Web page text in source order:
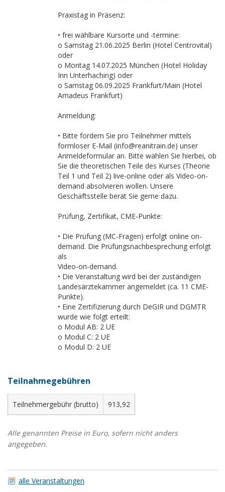
Praxistag in Präsenz:
• frei wählbare Kursorte und -termine:
o Samstag 21.06.2025 Berlin (Hotel Centrovital)
oder
o Montag 14.07.2025 München (Hotel Holiday
Inn Unterhaching) oder
o Samstag 06.09.2025 Frankfurt/Main (Hotel
Amadeus Frankfurt)
Anmeldung:
• Bitte fordern Sie pro Teilnehmer mittels
formloser E-Mail (info@reanitrain.de) unser
Anmeldeformular an. Bitte wählen Sie hierbei, ob
Sie die theoretischen Teile des Kurses (Theorie
Teil 1 und Teil 2) live-online oder als Video-on-
demand absolvieren wollen. Unsere
Geschäftsstelle berät Sie gerne dazu.
Prüfung, Zertifikat, CME-Punkte:
• Die Prüfung (MC-Fragen) erfolgt online on-
demand. Die Prüfungsnachbesprechung erfolgt
als
Video-on-demand.
• Die Veranstaltung wird bei der zuständigen
Landesärztekammer angemeldet (ca. 11 CME-
Punkte).
• Eine Zertifizierung durch DeGIR und DGMTR
wurde wie folgt erteilt:
o Modul AB: 2 UE
o Modul C: 2 UE
o Modul D: 2 UE
Teilnahmegebühren
Teilnehmergebühr (brutto) 913,92
Alle genannten Preise in Euro, sofern nicht anders
angegeben.
alle Veranstaltungen